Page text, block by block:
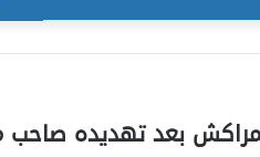
بعد تهديده صاحب